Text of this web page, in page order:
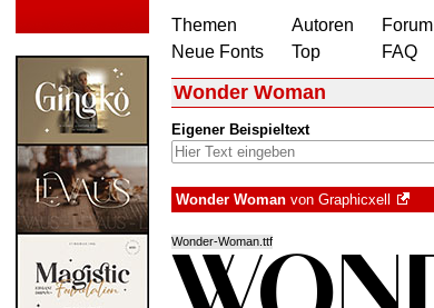
Themen
Neue Fonts
Autoren
Top
Forum
FAQ
Wonder Woman
Eigener Beispieltext
Wonder Woman von Graphicxell
Wonder-Woman.ttf